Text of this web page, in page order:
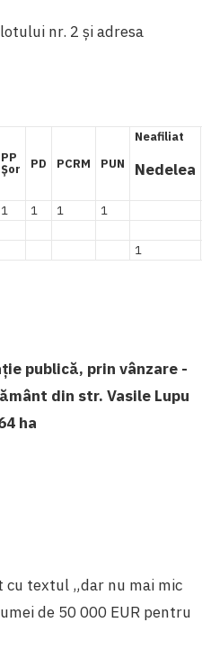
nr. 2 și adresa
PP
Șor PD PCRM PUN
Neafiliat
Nedelea
1 1 1
1
1
publică, prin vânzare -
din str. Vasile Lupu
ha
cu textul „dar nu mai mic
de 50 000 EUR pentru